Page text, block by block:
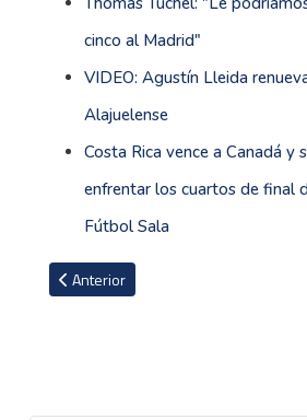
cinco al Madrid"
VIDEO: Agustín Lleida
Alajuelense
Costa Rica vence a Canadá y
enfrentar los cuartos de final
Fútbol Sala
Artículo anterior: Kurt Morsink no
Anterior